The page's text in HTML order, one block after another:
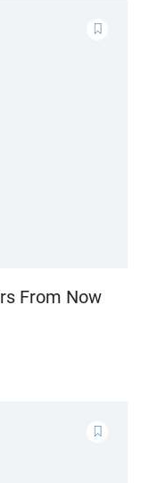
From Now